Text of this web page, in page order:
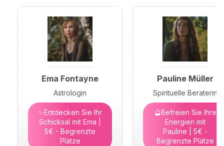
Ema Fontayne
Astrologin
✨Entdecken Sie Ihr
Schicksal mit Ema |
5€ - Begrenzte
Plätze
Pauline Müller
Spirituelle Beraterin
🔮Befreien Sie Ihre
Energien mit
Pauline | 5€ -
Begrenzte Plätze